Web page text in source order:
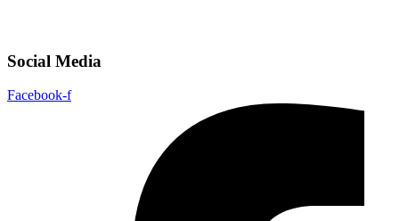
Social Media
Facebook-f